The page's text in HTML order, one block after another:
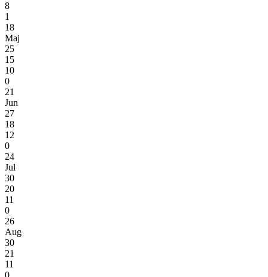
8
1
18
Maj
25
15
10
0
21
Jun
27
18
12
0
24
Jul
30
20
11
0
26
Aug
30
21
11
0